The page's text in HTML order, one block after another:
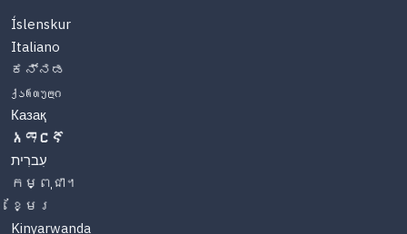
Íslenskur
Italiano
ಕನ್ನಡ
ქართული
Казақ
አማርኛ
עִברִית
កម្ពុជា។
ខ្មែរ
Kinyarwanda